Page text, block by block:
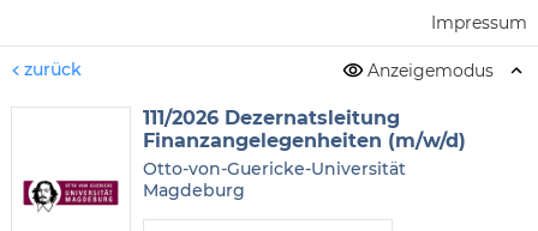
Impressum
zurück Anzeigemodus
111/2026 Dezernatsleitung
Finanzangelegenheiten (m/w/d)
Otto-von-Guericke-Universität
Magdeburg